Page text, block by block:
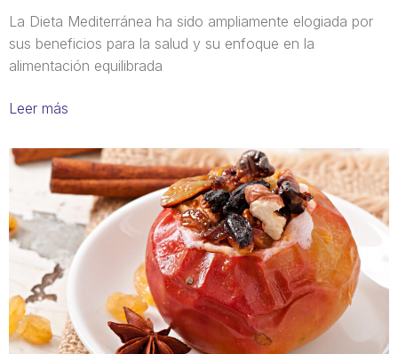
La Dieta Mediterránea ha sido ampliamente elogiada por
sus beneficios para la salud y su enfoque en la
alimentación equilibrada
Leer más